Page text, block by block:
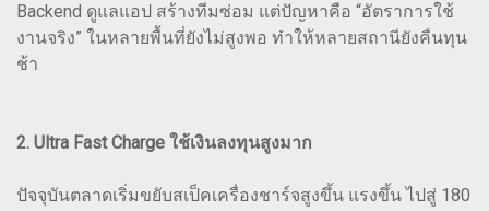
Backend ดูแลแอป สร้างทีมซ่อม แต่ปัญหาคือ “อัตราการใช้
งานจริง” ในหลายพื้นที่ยังไม่สูงพอ ทำให้หลายสถานียังคืนทุน
ช้า
2. Ultra Fast Charge ใช้เงินลงทุนสูงมาก
ปัจจุบันตลาดเริ่มขยับสเป็คเครื่องชาร์จสูงขึ้น แรงขึ้น ไปสู่ 180